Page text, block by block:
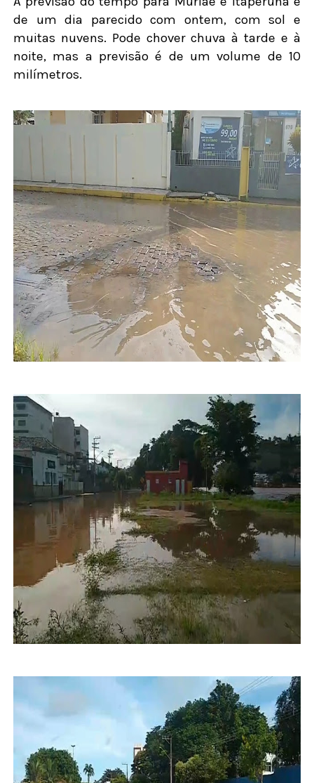
de um dia parecido com ontem, com sol e
muitas nuvens. Pode chover chuva à tarde e à
noite, mas a previsão é de um volume de 10
milímetros.